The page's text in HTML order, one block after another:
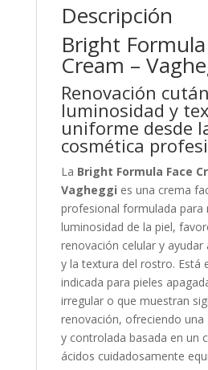
Descripción
Bright Formula
Cream –
Renovación
luminosidad y
uniforme desde
cosmética
La Bright Formula Face
Vagheggi es una crema
profesional formulada para
luminosidad de la piel,
renovación celular y
y la textura del rostro. Está
indicada para pieles
irregular o que muestran
renovación, ofreciendo una
y controlada basada en un
ácidos cuidadosamente